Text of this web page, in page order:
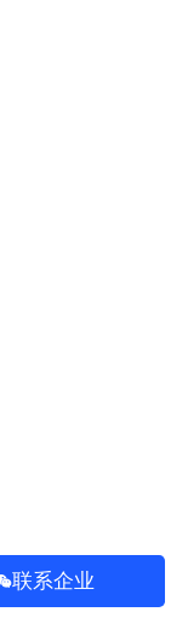
联系企业